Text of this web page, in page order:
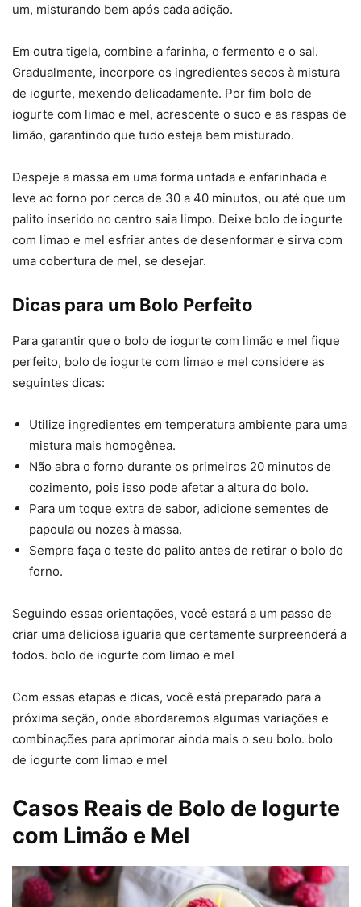
um, misturando bem após cada adição.
Em outra tigela, combine a farinha, o fermento e o sal.
Gradualmente, incorpore os ingredientes secos à mistura
de iogurte, mexendo delicadamente. Por fim bolo de
iogurte com limao e mel, acrescente o suco e as raspas de
limão, garantindo que tudo esteja bem misturado.
Despeje a massa em uma forma untada e enfarinhada e
leve ao forno por cerca de 30 a 40 minutos, ou até que um
palito inserido no centro saia limpo. Deixe bolo de iogurte
com limao e mel esfriar antes de desenformar e sirva com
uma cobertura de mel, se desejar.
Dicas para um Bolo Perfeito
Para garantir que o bolo de iogurte com limão e mel fique
perfeito, bolo de iogurte com limao e mel considere as
seguintes dicas:
Utilize ingredientes em temperatura ambiente para uma
mistura mais homogênea.
Não abra o forno durante os primeiros 20 minutos de
cozimento, pois isso pode afetar a altura do bolo.
Para um toque extra de sabor, adicione sementes de
papoula ou nozes à massa.
Sempre faça o teste do palito antes de retirar o bolo do
forno.
Seguindo essas orientações, você estará a um passo de
criar uma deliciosa iguaria que certamente surpreenderá a
todos. bolo de iogurte com limao e mel
Com essas etapas e dicas, você está preparado para a
próxima seção, onde abordaremos algumas variações e
combinações para aprimorar ainda mais o seu bolo. bolo
de iogurte com limao e mel
Casos Reais de Bolo de Iogurte
com Limão e Mel